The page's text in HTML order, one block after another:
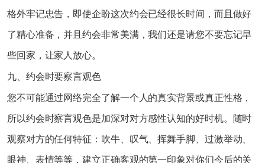
格外牢记忠告，即使企盼这次约会已经很长时间，而且做好
了精心准备，并且约会非常美满，我们还是请您不要忘记早
些回家，让家人放心。
九、约会时要察言观色
您不可能通过网络完全了解一个人的真实背景或真正性格，
所以约会时察言观色是加深对对方感性认知的好时机。随时
观察对方的任何特征：吹牛、叹气、挥舞手脚、过激举动、
眼神、表情等等，建立正确客观的第一印象对你们今后的关